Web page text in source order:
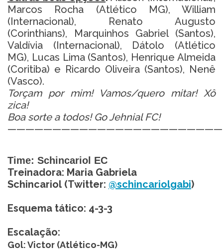
Marcos Rocha (Atlético MG), William
(Internacional), Renato Augusto
(Corinthians), Marquinhos Gabriel (Santos),
Valdívia (Internacional), Dátolo (Atlético
MG), Lucas Lima (Santos), Henrique Almeida
(Coritiba) e Ricardo Oliveira (Santos), Nenê
(Vasco).
Torçam por mim! Vamos/quero mitar! Xô
zica!
Boa sorte a todos! Go Jehnial FC!
Time: Schincariol EC
Treinadora: Maria Gabriela
Schincariol (Twitter: @schincariolgabi)
Esquema tático: 4-3-3
Escalação:
Gol: Victor (Atlético-MG)